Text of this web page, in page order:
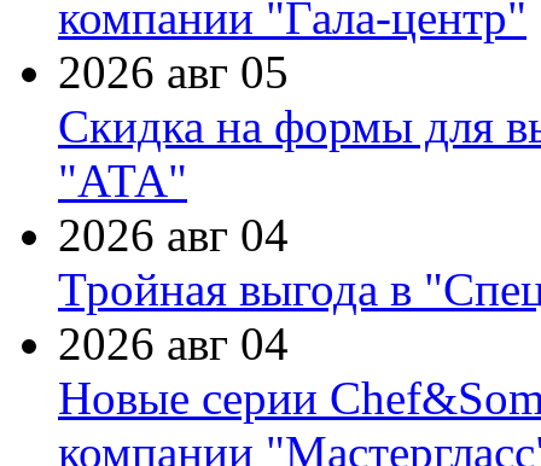
компании "Гала-центр"
2026 авг 05
Скидка на формы для
"АТА"
2026 авг 04
Тройная выгода в
2026 авг 04
Новые серии
компании